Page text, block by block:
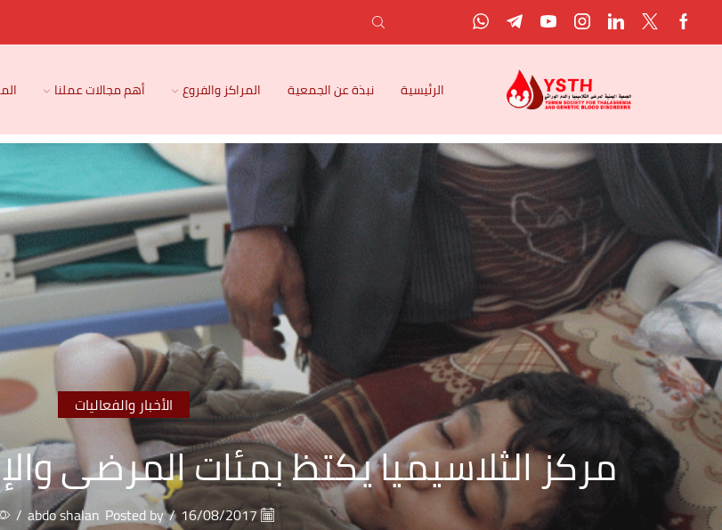
الرئيسية نبذة عن الجمعية المراكز والفروع أهم مجالات عملنا
الأخبار والفعاليات
مركز الثلاسيميا يكتظ بمئات المرضى
16/08/2017
/
Posted by
abdo shalan
/